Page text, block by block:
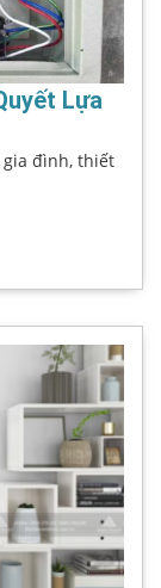
Lựa
gia đình, thiết